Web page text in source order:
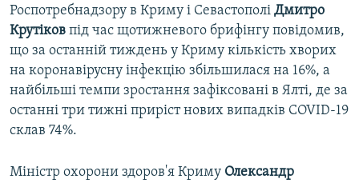
Роспотребнадзору в Криму і Севастополі Дмитро
Крутіков під час щотижневого брифінгу повідомив,
що за останній тиждень у Криму кількість хворих
на коронавірусну інфекцію збільшилася на 16%, а
найбільші темпи зростання зафіксовані в Ялті, де за
останні три тижні приріст нових випадків COVID-19
склав 74%.
Міністр охорони здоров'я Криму Олександр